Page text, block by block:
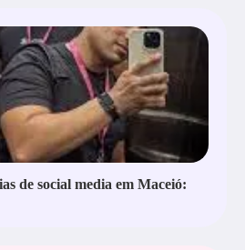
de social media em Maceió: